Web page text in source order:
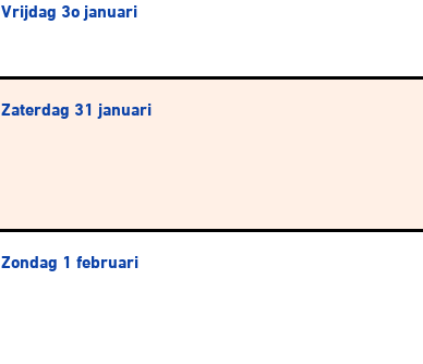
Vrijdag 3o januari
Zaterdag 31 januari
Zondag 1 februari
Wegwielrennen
Kunstwielrijden